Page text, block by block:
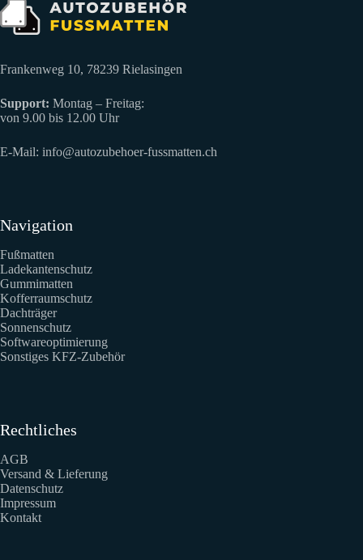
Frankenweg 10, 78239 Rielasingen
Support: Montag – Freitag:
von 9.00 bis 12.00 Uhr
E-Mail: info@autozubehoer-fussmatten.ch
Navigation
Fußmatten
Ladekantenschutz
Gummimatten
Kofferraumschutz
Dachträger
Sonnenschutz
Softwareoptimierung
Sonstiges KFZ-Zubehör
Rechtliches
AGB
Versand & Lieferung
Datenschutz
Impressum
Kontakt